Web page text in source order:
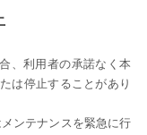
、利用者の承諾なく本
は停止することがあり
ンテナンスを緊急に行